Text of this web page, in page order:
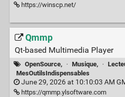
https://winscp.net/
Qmmp
Qt-based Multimedia Player
OpenSource, · Musique, ·
MesOutilsIndispensables
June 29, 2026 at 10:10:03 AM
https://qmmp.ylsoftware.com